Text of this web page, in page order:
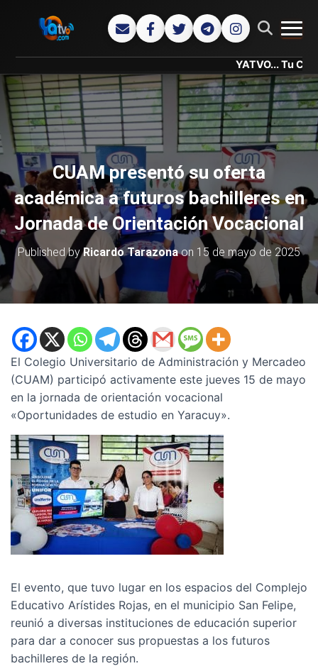
YATVO... Tu Canal
CUAM presentó su oferta
académica a futuros bachilleres en
Jornada de Orientación Vocacional
Published byRicardo Tarazonaon 15 de mayo de 2025
El Colegio Universitario de Administración y Mercadeo
(CUAM) participó activamente este jueves 15 de mayo
en la jornada de orientación vocacional
«Oportunidades de estudio en Yaracuy».
El evento, que tuvo lugar en los espacios del Complejo
Educativo Arístides Rojas, en el municipio San Felipe,
reunió a diversas instituciones de educación superior
para dar a conocer sus propuestas a los futuros
bachilleres de la región.